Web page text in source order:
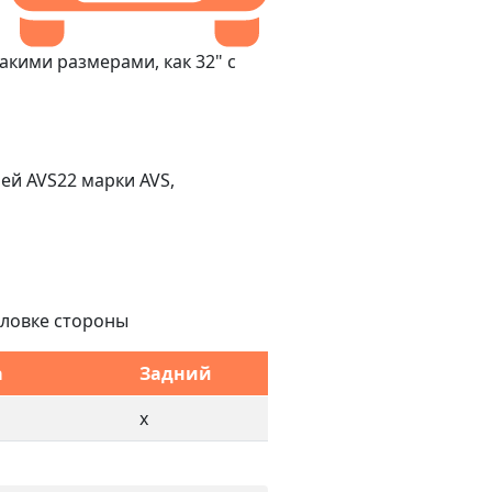
размерами, как 32" с
AVS22 марки AVS,
стороны
Задний
x